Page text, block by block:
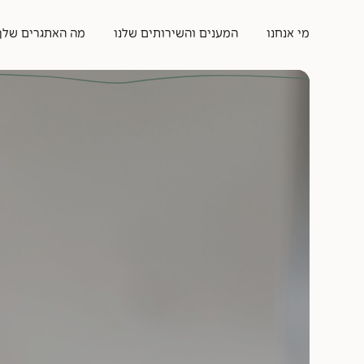
מי אנחנו המענים והשירותים שלנו מה האתגרים